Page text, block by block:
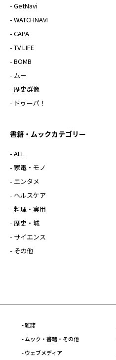
- GetNavi
- WATCHNAVI
- CAPA
- TV LIFE
- BOMB
- ムー
- 歴史群像
- ドゥーパ！
書籍・ムックカテゴリー
- ALL
- 家電・モノ
- エンタメ
- ヘルスケア
- 料理・実用
- 歴史・城
- サイエンス
- その他
- 雑誌
- ムック・書籍・その他
- ウェブメディア